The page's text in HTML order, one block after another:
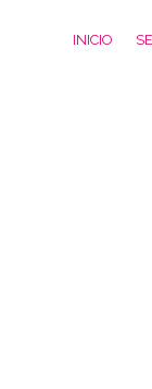
INICIO